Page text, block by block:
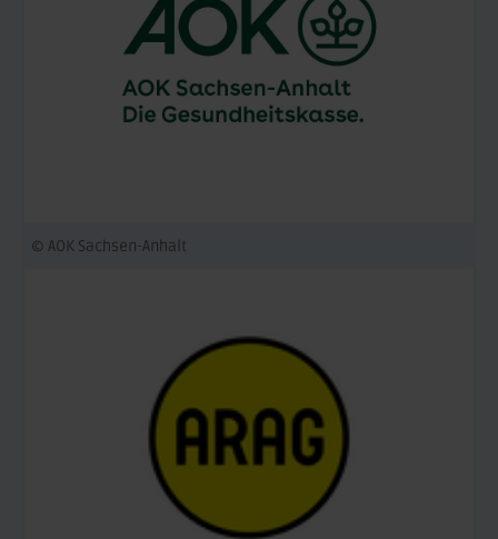
© AOK Sachsen-Anhalt